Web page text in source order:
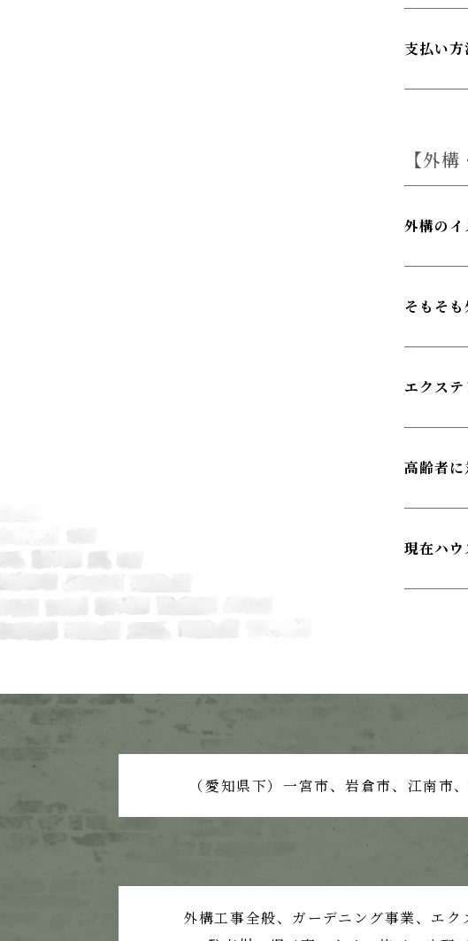
支払い
外構
外構の
そもそ
エクス
高齢者
現在ハ
（愛知県下）一宮市、岩倉市、江南市、
外構工事全般、ガーデニング事業、 エク